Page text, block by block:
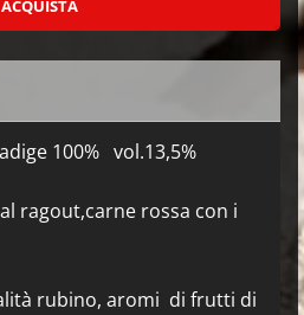
100% vol.13,5%
ragout,carne rossa con i
rubino, aromi di frutti di